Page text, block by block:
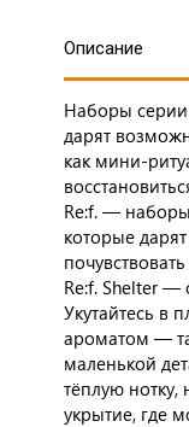
Описание
Наборы серии
дарят
как мини-
Re:f. —
которые
Re:f. Shelter —
Укутайтесь в
ароматом —
маленькой
тёплую
укрытие, где